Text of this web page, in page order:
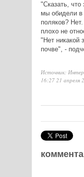
"Сказать, что
мы обидели в
поляков?
плохо не
"Нет никакой
почве", -
Источник:
16:27 21 апреля